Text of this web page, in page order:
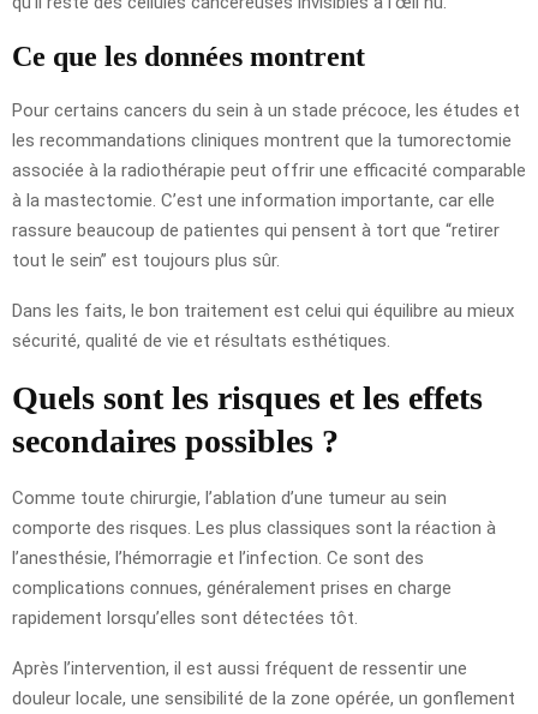
Ce que les données montrent
Pour certains cancers du sein à un stade précoce, les études et
les recommandations cliniques montrent que la tumorectomie
associée à la radiothérapie peut offrir une efficacité comparable
à la mastectomie. C’est une information importante, car elle
rassure beaucoup de patientes qui pensent à tort que “retirer
tout le sein” est toujours plus sûr.
Dans les faits, le bon traitement est celui qui équilibre au mieux
sécurité, qualité de vie et résultats esthétiques.
Quels sont les risques et les effets
secondaires possibles ?
Comme toute chirurgie, l’ablation d’une tumeur au sein
comporte des risques. Les plus classiques sont la réaction à
l’anesthésie, l’hémorragie et l’infection. Ce sont des
complications connues, généralement prises en charge
rapidement lorsqu’elles sont détectées tôt.
Après l’intervention, il est aussi fréquent de ressentir une
douleur locale, une sensibilité de la zone opérée, un gonflement